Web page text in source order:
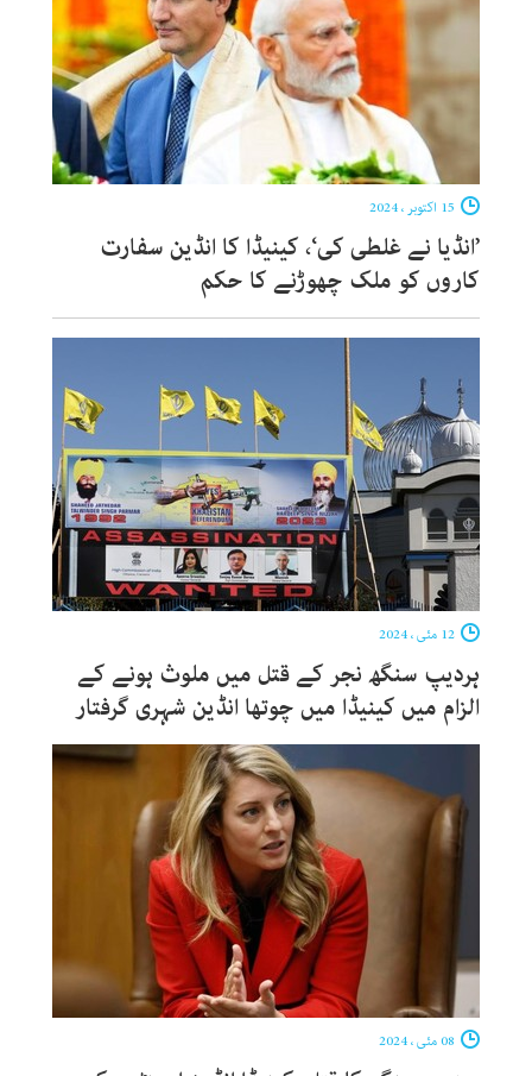
’انڈیا نے غلطی کی‘، کینیڈا کا انڈین سفارت
کاروں کو ملک چھوڑنے کا حکم
ہردیپ سنگھ نجر کے قتل میں ملوث ہونے کے
الزام میں کینیڈا میں چوتھا انڈین شہری گرفتار